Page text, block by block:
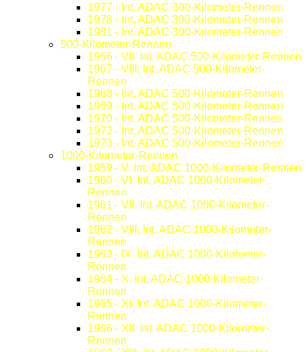
1977 - Int. ADAC 300-Kilometer-Rennen
1978 - Int. ADAC 300-Kilometer-Rennen
1981 - Int. ADAC 300-Kilometer-Rennen
500-Kilometer-Rennen
1966 - VII. Int. ADAC 500-Kilometer-Rennen
1967 - VIII. Int. ADAC 500-Kilometer-
Rennen
1968 - Int. ADAC 500-Kilometer-Rennen
1969 - Int. ADAC 500-Kilometer-Rennen
1970 - Int. ADAC 500-Kilometer-Rennen
1972 - Int. ADAC 500-Kilometer-Rennen
1973 - Int. ADAC 500-Kilometer-Rennen
1000-Kilometer-Rennen
1959 - V. Int. ADAC 1000-Kilometer-Rennen
1960 - VI. Int. ADAC 1000-Kilometer-
Rennen
1961 - VII. Int. ADAC 1000-Kilometer-
Rennen
1962 - VIII. Int. ADAC 1000-Kilometer-
Rennen
1963 - IX. Int. ADAC 1000-Kilometer-
Rennen
1964 - X. Int. ADAC 1000-Kilometer-
Rennen
1965 - XI. Int. ADAC 1000-Kilometer-
Rennen
1966 - XII. Int. ADAC 1000-Kilometer-
Rennen